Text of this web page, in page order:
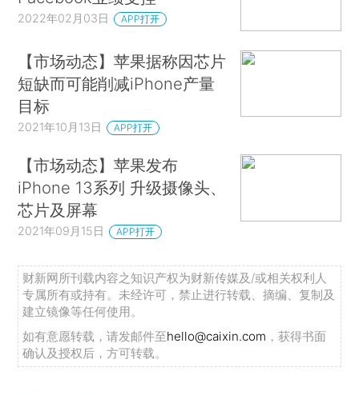
2022年02月03日 APP打开
【市场动态】苹果据称因芯片
短缺而可能削减iPhone产量
目标
2021年10月13日 APP打开
【市场动态】苹果发布
iPhone 13系列 升级摄像头、
芯片及屏幕
2021年09月15日 APP打开
财新网所刊载内容之知识产权为财新传媒及/或相关权利人
专属所有或持有。未经许可，禁止进行转载、摘编、复制及
建立镜像等任何使用。
如有意愿转载，请发邮件至hello@caixin.com ，获得书面
确认及授权后，方可转载。